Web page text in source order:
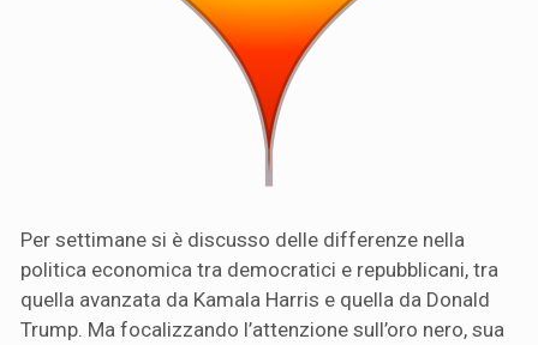
Per settimane si è discusso delle differenze nella
politica economica tra democratici e repubblicani, tra
quella avanzata da Kamala Harris e quella da Donald
Trump. Ma focalizzando l’attenzione sull’oro nero, sua